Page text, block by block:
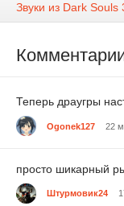
Звуки из Dark Souls
Теперь драугры
Ogonek127 22
просто шикарный
Штурмовик24